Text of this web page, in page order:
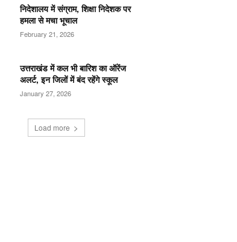
निदेशालय में संग्राम, शिक्षा निदेशक पर
हमला से मचा भूचाल
February 21, 2026
उत्तराखंड में कल भी बारिश का ऑरेंज
अलर्ट, इन जिलों में बंद रहेंगे स्कूल
January 27, 2026
Load more